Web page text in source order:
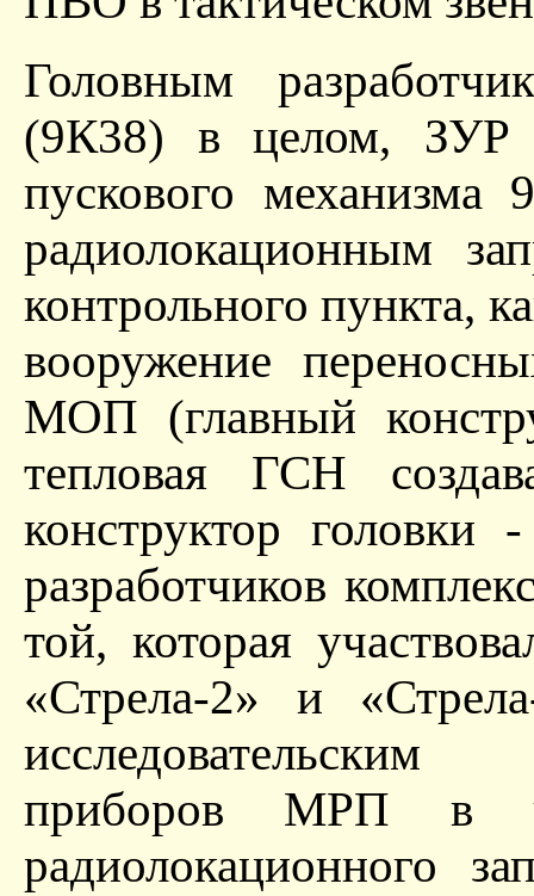
Головным
(9К38) в целом, ЗУР
пускового
радиолокационным
контрольного пункта,
вооружение
МОП (главный
тепловая ГСН
конструктор
разработчиков
той, которая
«Стрела-2» и
приборов МРП в
радиолокационного